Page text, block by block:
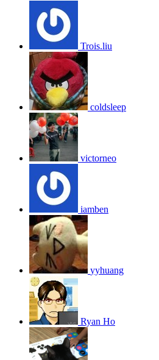
Trois.liu
coldsleep
victorneo
iamben
yyhuang
Ryan Ho